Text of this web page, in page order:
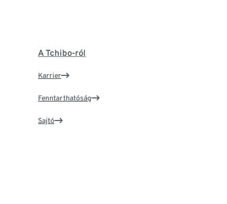
A Tchibo-ról
Karrier
Fenntarthatóság
Sajtó